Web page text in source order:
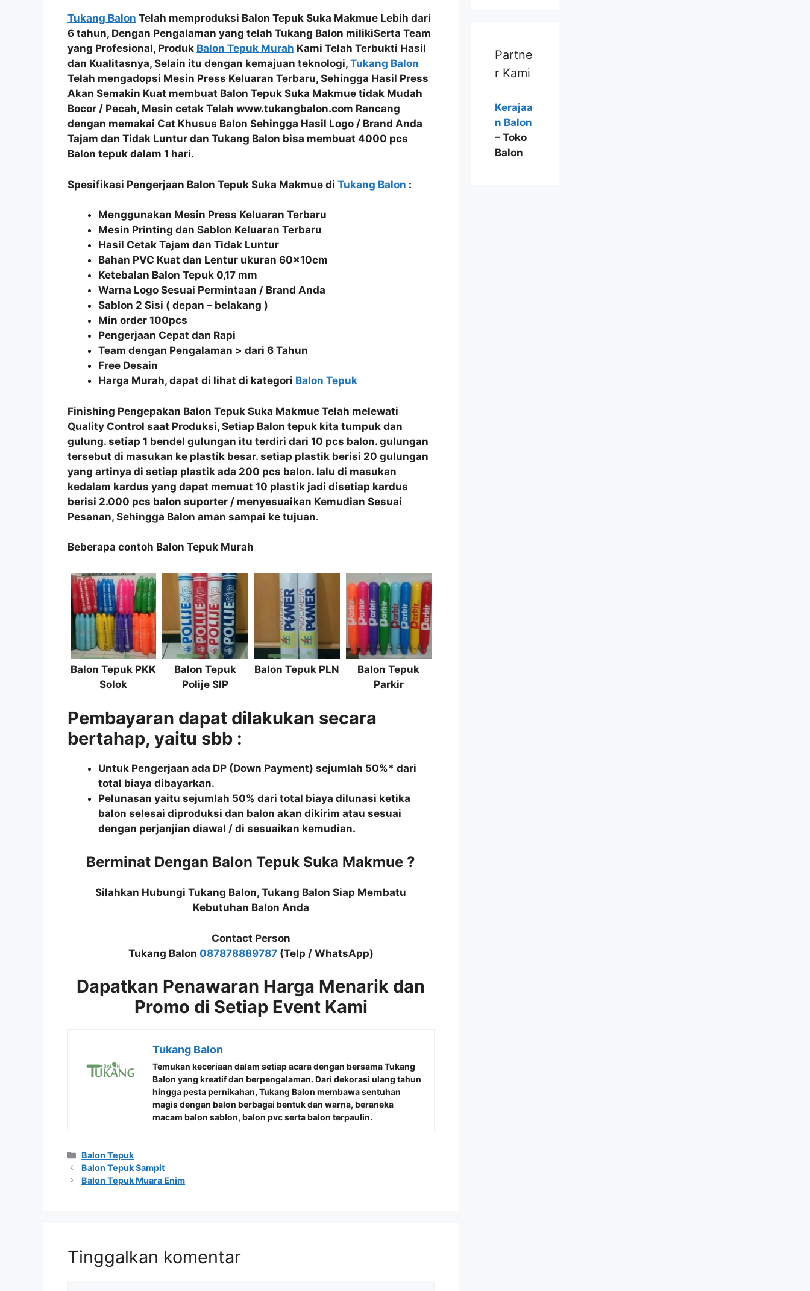
Tukang Balon Telah memproduksi Balon Tepuk Suka Makmue Lebih dari
6 tahun, Dengan Pengalaman yang telah Tukang Balon milikiSerta Team
yang Profesional, Produk Balon Tepuk Murah Kami Telah Terbukti Hasil
dan Kualitasnya, Selain itu dengan kemajuan teknologi, Tukang Balon
Telah mengadopsi Mesin Press Keluaran Terbaru, Sehingga Hasil Press
Akan Semakin Kuat membuat Balon Tepuk Suka Makmue tidak Mudah
Bocor / Pecah, Mesin cetak Telah www.tukangbalon.com Rancang
dengan memakai Cat Khusus Balon Sehingga Hasil Logo / Brand Anda
Tajam dan Tidak Luntur dan Tukang Balon bisa membuat 4000 pcs
Balon tepuk dalam 1 hari.
Spesifikasi Pengerjaan Balon Tepuk Suka Makmue di Tukang Balon :
Menggunakan Mesin Press Keluaran Terbaru
Mesin Printing dan Sablon Keluaran Terbaru
Hasil Cetak Tajam dan Tidak Luntur
Bahan PVC Kuat dan Lentur ukuran 60x10cm
Ketebalan Balon Tepuk 0,17 mm
Warna Logo Sesuai Permintaan / Brand Anda
Sablon 2 Sisi ( depan – belakang )
Min order 100pcs
Pengerjaan Cepat dan Rapi
Team dengan Pengalaman > dari 6 Tahun
Free Desain
Harga Murah, dapat di lihat di kategori Balon Tepuk
Finishing Pengepakan Balon Tepuk Suka Makmue Telah melewati
Quality Control saat Produksi, Setiap Balon tepuk kita tumpuk dan
gulung. setiap 1 bendel gulungan itu terdiri dari 10 pcs balon. gulungan
tersebut di masukan ke plastik besar. setiap plastik berisi 20 gulungan
yang artinya di setiap plastik ada 200 pcs balon. lalu di masukan
kedalam kardus yang dapat memuat 10 plastik jadi disetiap kardus
berisi 2.000 pcs balon suporter / menyesuaikan Kemudian Sesuai
Pesanan, Sehingga Balon aman sampai ke tujuan.
Beberapa contoh Balon Tepuk Murah
Balon Tepuk PKK
Solok
Balon Tepuk
Polije SIP
Balon Tepuk PLN
Balon Tepuk
Parkir
Pembayaran dapat dilakukan secara
bertahap, yaitu sbb :
Untuk Pengerjaan ada DP (Down Payment) sejumlah 50%* dari
total biaya dibayarkan.
Pelunasan yaitu sejumlah 50% dari total biaya dilunasi ketika
balon selesai diproduksi dan balon akan dikirim atau sesuai
dengan perjanjian diawal / di sesuaikan kemudian.
Berminat Dengan Balon Tepuk Suka Makmue ?
Silahkan Hubungi Tukang Balon, Tukang Balon Siap Membatu
Kebutuhan Balon Anda
Contact Person
Tukang Balon 087878889787(Telp / WhatsApp)
Dapatkan Penawaran Harga Menarik dan
Promo di Setiap Event Kami
Tukang Balon
Temukan keceriaan dalam setiap acara dengan bersamaTukang
Balon yang kreatif dan berpengalaman. Dari dekorasi ulang tahun
hingga pesta pernikahan, Tukang Balon membawa sentuhan
magis dengan balon berbagai bentuk dan warna, beraneka
macam balon sablon, balon pvc serta balon terpaulin.
Kategori
Balon Tepuk
Balon Tepuk Sampit
Balon Tepuk Muara Enim
Tinggalkan komentar
Partne
r Kami
Kerajaa
n Balon
– Toko
Balon